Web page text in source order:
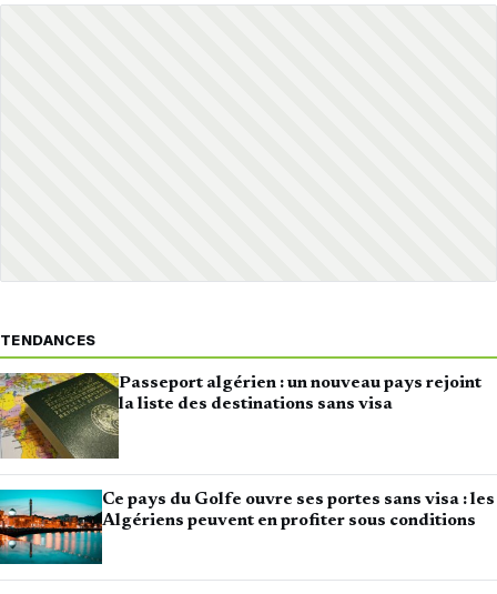
TENDANCES
Passeport algérien : un nouveau pays rejoint
la liste des destinations sans visa
Ce pays du Golfe ouvre ses portes sans visa : les
Algériens peuvent en profiter sous conditions